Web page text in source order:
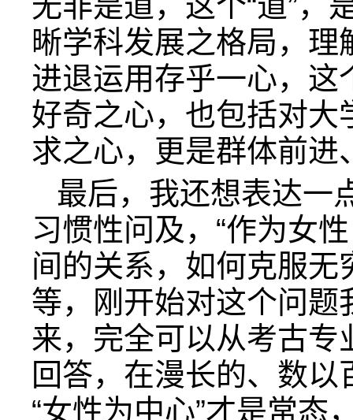
晰学科发展之格局，理
进退运用存乎一心，这
好奇之心，也包括对大
求之心，更是群体前进
最后，我还想表达一
习惯性问及，“作为女
间的关系，如何克服无
等，刚开始对这个问题
来，完全可以从考古
回答，在漫长的、数
“女性为中心”才是常态